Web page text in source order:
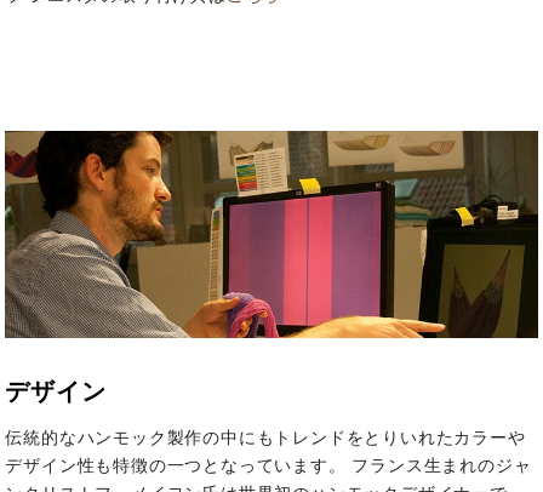
デザイン
伝統的なハンモック製作の中にもトレンドをとりいれたカラーや
デザイン性も特徴の一つとなっています。 フランス生まれのジャ